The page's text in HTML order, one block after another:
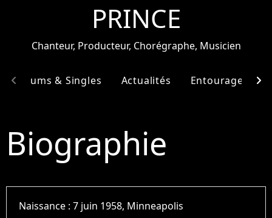
PRINCE
Chanteur, Producteur, Chorégraphe, Musicien
Albums & Singles Actualités Entourage
chevron_left chevron_right
Biographie
Naissance :7 juin 1958, Minneapolis